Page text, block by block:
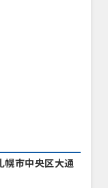
幌市中央区大通